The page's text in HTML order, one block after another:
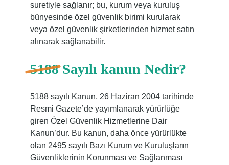
suretiyle sağlanır; bu, kurum veya kuruluş
bünyesinde özel güvenlik birimi kurularak
veya özel güvenlik şirketlerinden hizmet satın
alınarak sağlanabilir.
5188 Sayılı kanun Nedir?
5188 sayılı Kanun, 26 Haziran 2004 tarihinde
Resmi Gazete’de yayımlanarak yürürlüğe
giren Özel Güvenlik Hizmetlerine Dair
Kanun’dur. Bu kanun, daha önce yürürlükte
olan 2495 sayılı Bazı Kurum ve Kuruluşların
Güvenliklerinin Korunması ve Sağlanması